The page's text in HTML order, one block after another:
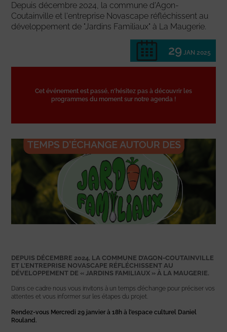
Depuis décembre 2024, la commune d'Agon-
Coutainville et l'entreprise Novascape réfléchissent au
développement de "Jardins Familiaux" à La Maugerie.
29 JAN 2025
Cet événement est passé, n'hésitez pas à découvrir les
programmes du moment sur notre agenda !
DEPUIS DÉCEMBRE 2024, LA COMMUNE D’AGON-COUTAINVILLE
ET L’ENTREPRISE NOVASCAPE RÉFLÉCHISSENT AU
DÉVELOPPEMENT DE « JARDINS FAMILIAUX » À LA MAUGERIE.
Dans ce cadre nous vous invitons à un temps d’échange pour préciser vos
attentes et vous informer sur les étapes du projet.
Rendez-vous Mercredi 29 janvier à 18h à l’espace culturel Daniel
Rouland.